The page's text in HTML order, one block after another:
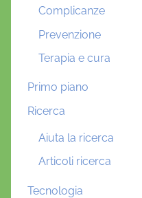
Complicanze
Prevenzione
Terapia e cura
Primo piano
Ricerca
Aiuta la ricerca
Articoli ricerca
Tecnologia